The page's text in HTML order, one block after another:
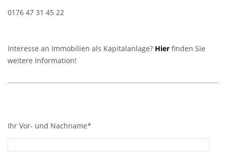
0176 47 31 45 22
Interesse an Immobilien als Kapitalanlage? Hier finden Sie
weitere Information!
Ihr Vor- und Nachname*